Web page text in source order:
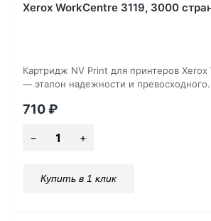
Xerox WorkCentre 3119, 3000
Картридж NV Print для принтеров Xerox
— эталон надежности и
710₽
Купить в 1 клик